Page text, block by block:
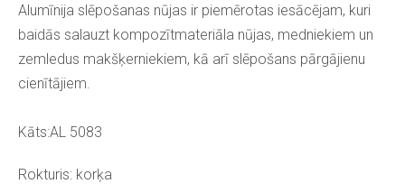
Alumīnija slēpošanas nūjas ir piemērotas iesācējam, kuri
baidās salauzt kompozītmateriāla nūjas, medniekiem un
zemledus makšķerniekiem, kā arī slēpošans pārgājienu
cienītājiem.
Kāts:AL 5083
Rokturis: korķa